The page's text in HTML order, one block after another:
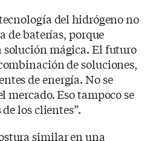
del hidrógeno no
de baterías, porque
solución mágica. El futuro
de soluciones,
de energía. No se
mercado. Eso tampoco se
los clientes”.
similar en una